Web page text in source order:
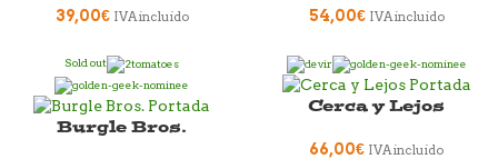
39,00€ IVA incluido 54,00€ IVA incluido
Sold out
Burgle Bros.
Cerca y Lejos
66,00€ IVA incluido